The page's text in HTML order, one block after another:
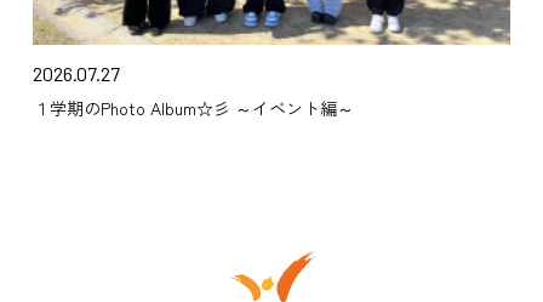
2026.07.27
１学期のPhoto Album☆彡 ～イベント編～